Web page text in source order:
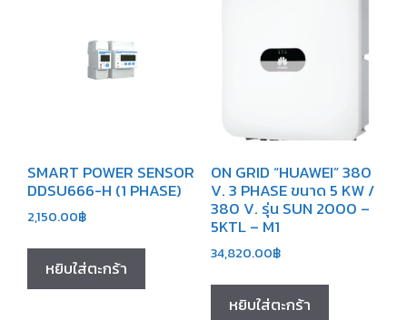
SMART POWER SENSOR
DDSU666-H (1 PHASE)
2,150.00฿
หยิบใส่ตะกร้า
ON GRID “HUAWEI” 380
V. 3 PHASE ขนาด 5 KW /
380 V. รุ่น SUN 2000 –
5KTL – M1
34,820.00฿
หยิบใส่ตะกร้า